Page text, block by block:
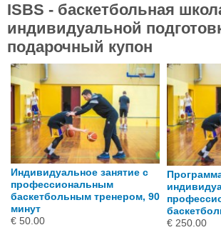
ISBS - баскетбольная
индивидуальной
подарочный купон
Индивидуальное занятие с
профессиональным
баскетбольным тренером, 90
минут
€ 50.00
€ 250.00